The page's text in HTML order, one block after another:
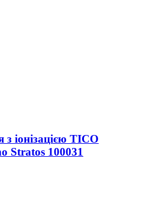
іонізацією TICO
Stratos 100031